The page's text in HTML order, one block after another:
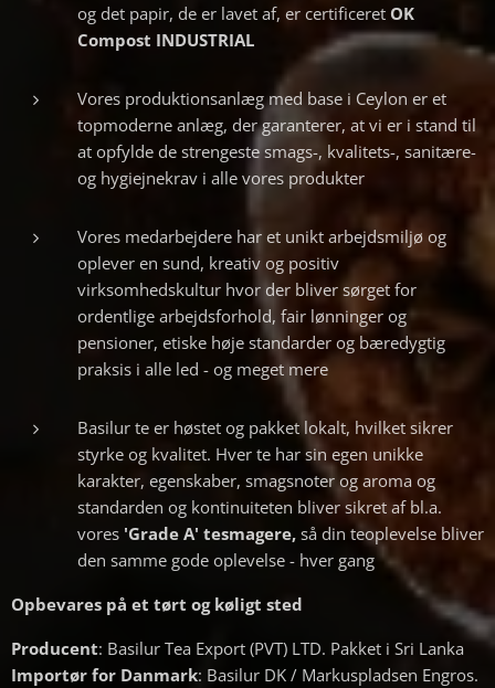
og det papir, de er lavet af, er certificeret OK
Compost INDUSTRIAL
Vores produktionsanlæg med base i Ceylon er et
topmoderne anlæg, der garanterer, at vi er i stand til
at opfylde de strengeste smags-, kvalitets-, sanitære-
og hygiejnekrav i alle vores produkter
Vores medarbejdere har et unikt arbejdsmiljø og
oplever en sund, kreativ og positiv
virksomhedskultur hvor der bliver sørget for
ordentlige arbejdsforhold, fair lønninger og
pensioner, etiske høje standarder og bæredygtig
praksis i alle led - og meget mere
Basilur te er høstet og pakket lokalt, hvilket sikrer
styrke og kvalitet. Hver te har sin egen unikke
karakter, egenskaber, smagsnoter og aroma og
standarden og kontinuiteten bliver sikret af bl.a.
vores 'Grade A' tesmagere, så din teoplevelse bliver
den samme gode oplevelse - hver gang
Opbevares på et tørt og køligt sted
Producent: Basilur Tea Export (PVT) LTD. Pakket i Sri Lanka
Importør for Danmark: Basilur DK / Markuspladsen Engros.